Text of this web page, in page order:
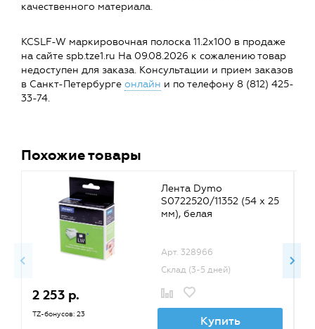
качественного материала.
KCSLF-W маркировочная полоска 11.2х100 в продаже
на сайте spb.tze1.ru На 09.08.2026 к сожалению товар
недоступен для заказа. Консультации и прием заказов
в Санкт-Петербурге онлайн и по телефону 8 (812) 425-
33-74.
Похожие товары
Лента Dymo
S0722520/11352 (54 x 25
мм), белая
Арт. 328966
Склад (3-5 дней)
2 253 р.
TZ-бонусов: 23 Купить